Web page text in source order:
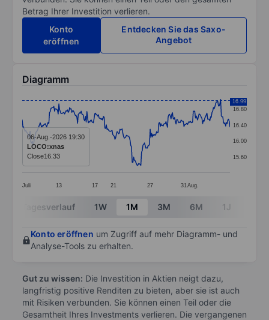
Betrag Ihrer Investition verlieren.
Konto
eröffnen
Entdecken Sie das Saxo-
Angebot
Diagramm
Line chart with 290 data points.
The chart has 1 X axis displaying categories.
The chart has 1 Y axis displaying values. Data ranges
Juli 13 17 21 27 31 Aug.
15.60
16.00
16.40
16.80
16.99
06-Aug.-2026 19:30
LOCO:xnas
Close16.33
End of interactive chart.
Tagesverlauf 1W 1M 3M 6M 1J
Konto eröffnen um Zugriff auf mehr Diagramm- und
Analyse-Tools zu erhalten.
Gut zu wissen: Die Investition in Aktien neigt dazu,
langfristig positive Renditen zu bieten, aber sie ist auch
mit Risiken verbunden. Sie können einen Teil oder die
Gesamtheit Ihres Investments verlieren. Die vergangenen